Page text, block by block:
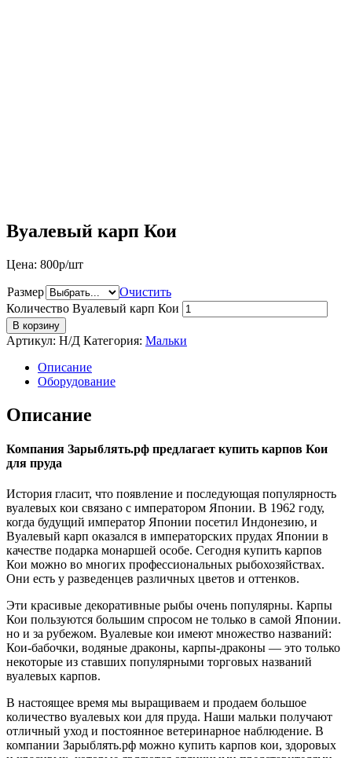
Вуалевый карп Кои
Цена: 800р/шт
Размер
Очистить
Количество Вуалевый карп Кои
В корзину
Артикул: Н/Д Категория: Мальки
Описание
Оборудование
Описание
Компания Зарыблять.рф предлагает купить карпов Кои
для пруда
История гласит, что появление и последующая популярность
вуалевых кои связано с императором Японии. В 1962 году,
когда будущий император Японии посетил Индонезию, и
Вуалевый карп оказался в императорских прудах Японии в
качестве подарка монаршей особе. Сегодня купить карпов
Кои можно во многих профессиональных рыбохозяйствах.
Они есть у разведенцев различных цветов и оттенков.
Эти красивые декоративные рыбы очень популярны. Карпы
Кои пользуются большим спросом не только в самой Японии.
но и за рубежом. Вуалевые кои имеют множество названий:
Кои-бабочки, водяные драконы, карпы-драконы — это только
некоторые из ставших популярными торговых названий
вуалевых карпов.
В настоящее время мы выращиваем и продаем большое
количество вуалевых кои для пруда. Наши мальки получают
отличный уход и постоянное ветеринарное наблюдение. В
компании Зарыблять.рф можно купить карпов кои, здоровых